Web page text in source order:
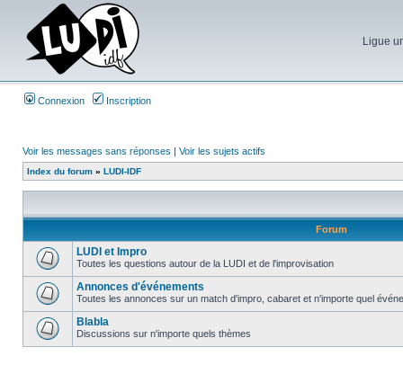
Ligue
Connexion Inscription
Voir les messages sans réponses | Voir les sujets actifs
Index du forum » LUDI-IDF
Forum
LUDI et Impro
Toutes les questions autour de la LUDI et de l'improvisation
Annonces d'événements
Toutes les annonces sur un match d'impro, cabaret et n'importe quel
Blabla
Discussions sur n'importe quels thèmes